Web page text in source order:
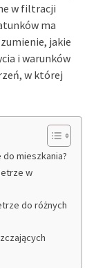
w filtracji
ma
jakie
i warunków
w której
mieszkania?
w
do różnych